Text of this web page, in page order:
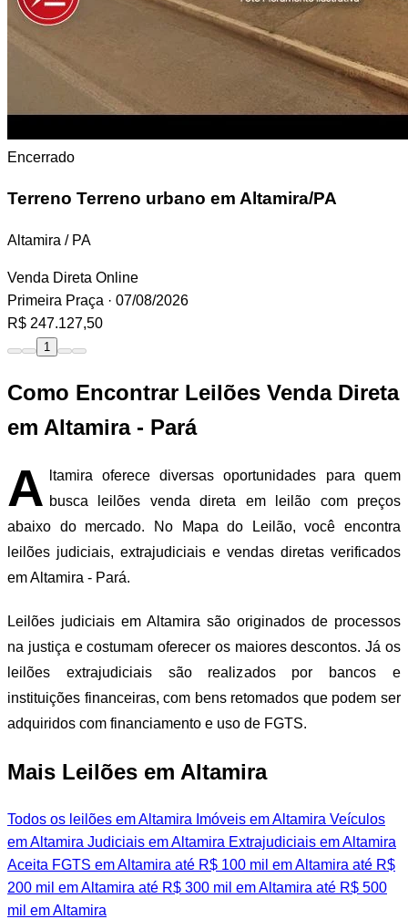
Encerrado
Terreno Terreno urbano em Altamira/PA
Altamira / PA
Venda Direta Online
Primeira Praça · 07/08/2026
R$ 247.127,50
1
Como Encontrar Leilões Venda Direta
em Altamira - Pará
A
ltamira oferece diversas oportunidades para quem
busca leilões venda direta em leilão com preços
abaixo do mercado. No Mapa do Leilão, você encontra
leilões judiciais, extrajudiciais e vendas diretas verificados
em Altamira - Pará.
Leilões judiciais em Altamira são originados de processos
na justiça e costumam oferecer os maiores descontos. Já os
leilões extrajudiciais são realizados por bancos e
instituições financeiras, com bens retomados que podem ser
adquiridos com financiamento e uso de FGTS.
Mais Leilões em Altamira
Todos os leilões em Altamira Imóveis em Altamira Veículos
em Altamira Judiciais em Altamira Extrajudiciais em Altamira
Aceita FGTS em Altamira até R$ 100 mil em Altamira até R$
200 mil em Altamira até R$ 300 mil em Altamira até R$ 500
mil em Altamira